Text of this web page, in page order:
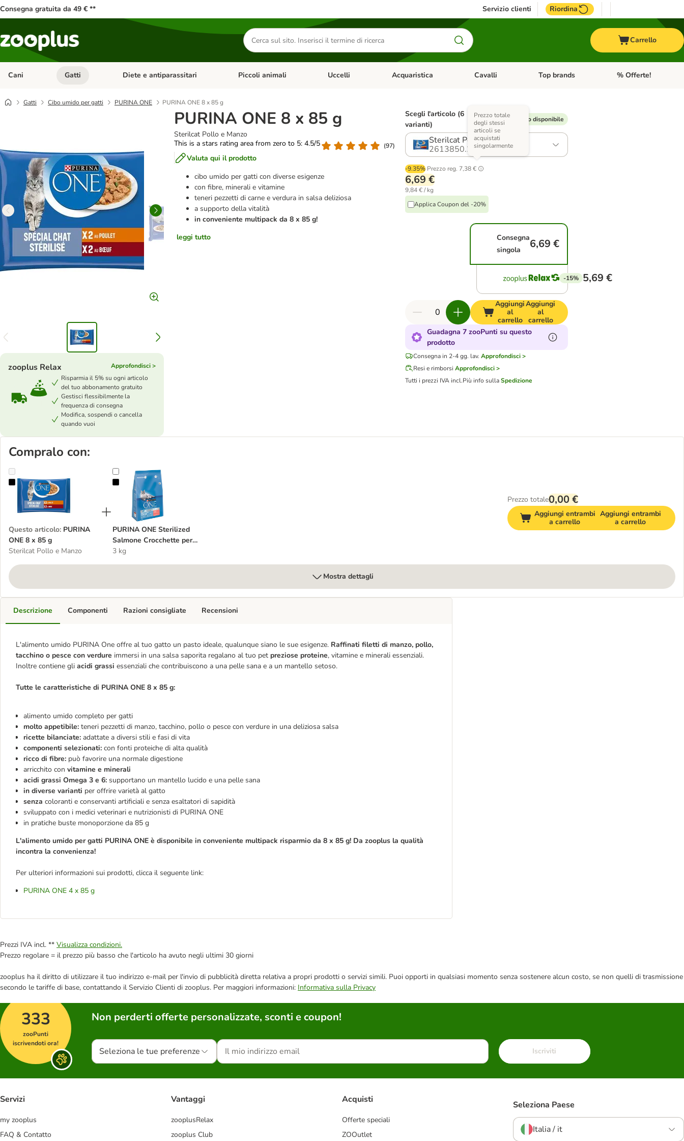
Consegna gratuita da 49 € ** Servizio clienti Riordina
Cerca
prodotti
Carrello
Cani Apri Menu Categoria: Cani
Gatti Apri Menu Categoria: Gatti
Diete e antiparassitari Apri Menu Categoria: Diete e antiparassitari
Piccoli animali Apri Menu Categoria: Piccoli animali
Uccelli Apri Menu Categoria: Uccelli
Acquaristica Apri Menu Categoria: Acquaristica
Cavalli Apri Menu Categoria: Cavalli
Top brands Apri Menu Categoria:
% Offerte!
Gatti Cibo umido per gatti PURINA ONE PURINA ONE 8 x 85 g
PURINA ONE 8 x 85 g
Sterilcat Pollo e Manzo
This is a stars rating area from zero to 5: 4.5/5
(97)
Valuta qui il prodotto
cibo umido per gatti con diverse esigenze
con fibre, minerali e vitamine
teneri pezzetti di carne e verdura in salsa deliziosa
a supporto della vitalità
in conveniente multipack da 8 x 85 g!
leggi tutto
zooplus Relax
Approfondisci >
Risparmia il 5% su ogni articolo
del tuo abbonamento gratuito
Gestisci flessibilmente la
frequenza di consegna
Modifica, sospendi o cancella
quando vuoi
Scegli l'articolo (6
varianti)
% extra sconto disponibile
Sterilcat Pollo e Manzo
2613850.2
-9.35% Prezzo reg. 7,38 €
Prezzo totale
degli stessi
articoli se
acquistati
singolarmente
6,69 €
9,84 € / kg
Applica Coupon del -20%
Consegna
singola
6,69 €
-15% 5,69 €
Aggiungi
al
carrello
Aggiungi
al
carrello
Guadagna 7 zooPunti su questo
prodotto
Consegna in 2-4 gg. lav. Approfondisci >
Resi e rimborsi Approfondisci >
Tutti i prezzi IVA incl.Più info sullaSpedizione
Compralo con:
PURINA ONE 8 x 85 g
Questo articolo: PURINA
ONE 8 x 85 g
Sterilcat Pollo e Manzo
PURINA ONE Sterilized Salmone Crocchette per gatto
PURINA ONE Sterilized
Salmone Crocchette per
gatto
3 kg
Prezzo totale0,00 €
Aggiungi entrambi
a carrello
Aggiungi entrambi
a carrello
Mostra dettagli
Descrizione
L'alimento umido PURINA One offre al tuo gatto un pasto ideale, qualunque siano le sue esigenze. Raffinati filetti di manzo, pollo,
tacchino o pesce con verdure immersi in una salsa saporita regalano al tuo pet preziose proteine, vitamine e minerali essenziali.
Inoltre contiene gli acidi grassi essenziali che contribuiscono a una pelle sana e a un mantello setoso.
Tutte le caratteristiche di PURINA ONE 8 x 85 g:
alimento umido completo per gatti
molto appetibile: teneri pezzetti di manzo, tacchino, pollo o pesce con verdure in una deliziosa salsa
ricette bilanciate: adattate a diversi stili e fasi di vita
componenti selezionati: con fonti proteiche di alta qualità
ricco di fibre: può favorire una normale digestione
arricchito con vitamine e minerali
acidi grassi Omega 3 e 6: supportano un mantello lucido e una pelle sana
in diverse varianti per offrire varietà al gatto
senza coloranti e conservanti artificiali e senza esaltatori di sapidità
sviluppato con i medici veterinari e nutrizionisti di PURINA ONE
in pratiche buste monoporzione da 85 g
L'alimento umido per gatti PURINA ONE è disponibile in conveniente multipack risparmio da 8 x 85 g! Da zooplus la qualità
incontra la convenienza!
Per ulteriori informazioni sui prodotti, clicca il seguente link:
PURINA ONE 4 x 85 g
Componenti Razioni consigliate Recensioni
Prezzi IVA incl. ** Visualizza condizioni.
Prezzo regolare = il prezzo più basso che l'articolo ha avuto negli ultimi 30 giorni
zooplus ha il diritto di utilizzare il tuo indirizzo e-mail per l'invio di pubblicità diretta relativa a propri prodotti o servizi simili. Puoi opporti in qualsiasi momento senza sostenere alcun costo, se non quelli di trasmissione
secondo le tariffe di base, contattando il Servizio Clienti di zooplus. Per maggiori informazioni: Informativa sulla Privacy
333
zooPunti
iscrivendoti ora!
Non perderti offerte personalizzate, sconti e coupon!
Seleziona le tue preferenze Iscriviti
Servizi
my zooplus
FAQ & Contatto
Vantaggi
zooplusRelax
zooplus Club
Acquisti
Offerte speciali
ZOOutlet
Seleziona Paese
Italia / it